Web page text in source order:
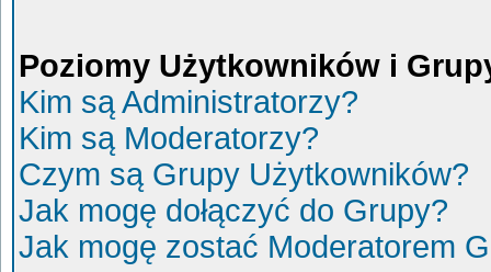
Poziomy Użytkowników i
Kim są Administratorzy?
Kim są Moderatorzy?
Czym są Grupy Użytkowników?
Jak mogę dołączyć do Grupy?
Jak mogę zostać Moderatorem